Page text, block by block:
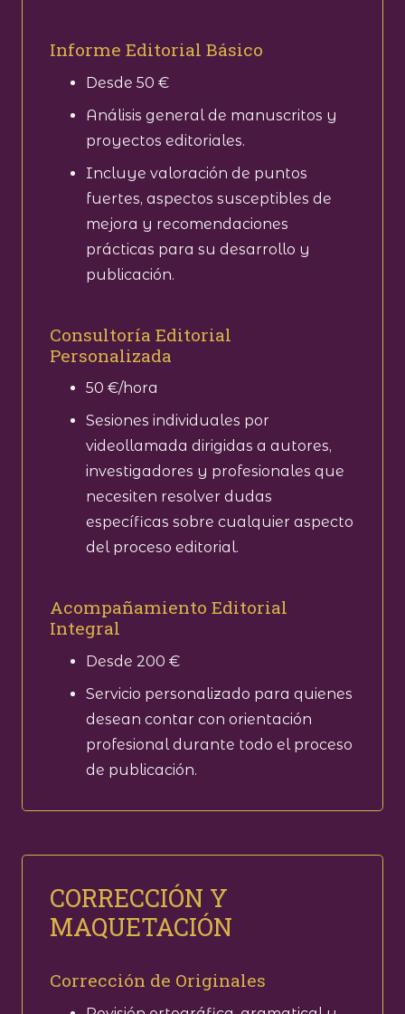
Informe Editorial Básico
Desde 50 €
Análisis general de manuscritos y
proyectos editoriales.
Incluye valoración de puntos
fuertes, aspectos susceptibles de
mejora y recomendaciones
prácticas para su desarrollo y
publicación.
Consultoría Editorial
Personalizada
50 €/hora
Sesiones individuales por
videollamada dirigidas a autores,
investigadores y profesionales que
necesiten resolver dudas
específicas sobre cualquier aspecto
del proceso editorial.
Acompañamiento Editorial
Integral
Desde 200 €
Servicio personalizado para quienes
desean contar con orientación
profesional durante todo el proceso
de publicación.
CORRECCIÓN Y
MAQUETACIÓN
Corrección de Originales